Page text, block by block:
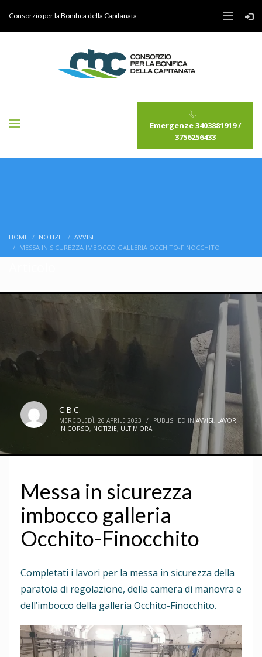
Consorzio per la Bonifica della Capitanata
Emergenze 3403881919 /
3756256433
HOME NOTIZIE
AVVISI
MESSA IN SICUREZZA IMBOCCO GALLERIA OCCHITO-FINOCCHITO
C.B.C.
MERCOLEDÌ, 26 APRILE 2023 / PUBLISHED INAVVISI, LAVORI
IN CORSO, NOTIZIE, ULTIM'ORA
Messa in sicurezza
imbocco galleria
Occhito-Finocchito
Completati i lavori per la messa in sicurezza della
paratoia di regolazione, della camera di manovra e
dell’imbocco della galleria Occhito-Finocchito.
Video
Player